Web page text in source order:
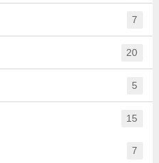
7
20
5
15
7